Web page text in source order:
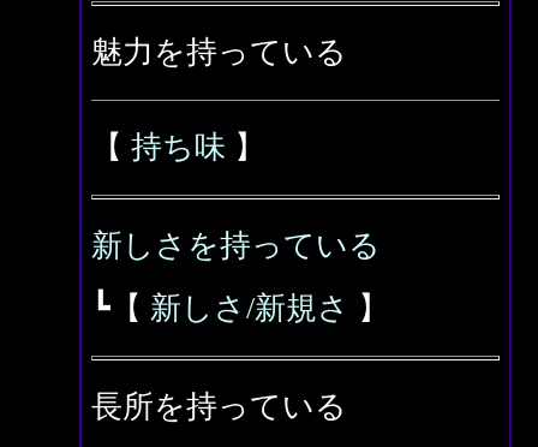
魅力を持っている
【 持ち味 】
新しさを持っている
┗【 新しさ/新規さ 】
長所を持っている